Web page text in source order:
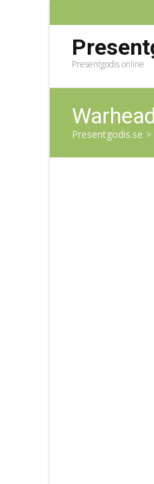
Presentgodis online
Presentgodis.se >